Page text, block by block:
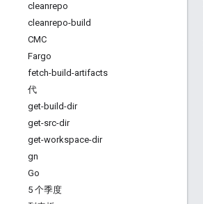
cleanrepo
cleanrepo-build
CMC
Fargo
fetch-build-artifacts
代
get-build-dir
get-src-dir
get-workspace-dir
gn
Go
5 个季度